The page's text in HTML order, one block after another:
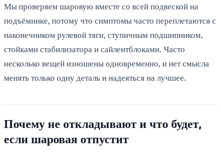
Мы проверяем шаровую вместе со всей подвеской на
подъёмнике, потому что симптомы часто переплетаются с
наконечником рулевой тяги, ступичным подшипником,
стойками стабилизатора и сайлентблоками. Часто
несколько вещей изношены одновременно, и нет смысла
менять только одну деталь и надеяться на лучшее.
Почему не откладывают и что будет,
если шаровая отпустит